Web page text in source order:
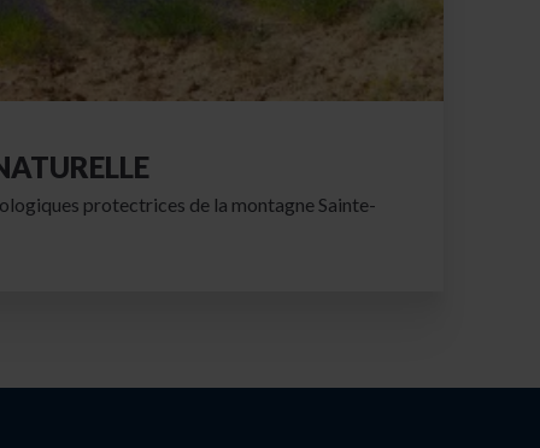
protectrices de la montagne Sainte-